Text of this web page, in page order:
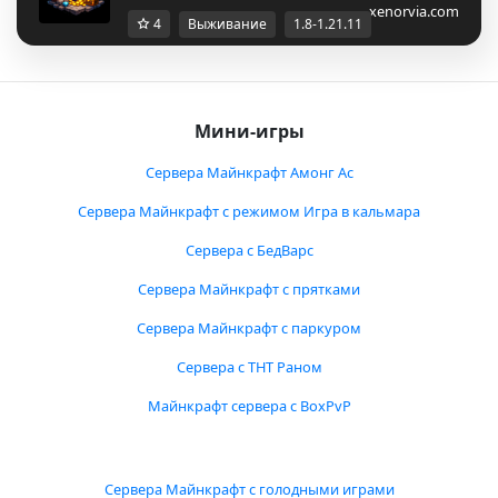
xenorvia.com
4 Выживание 1.8-1.21.11
Мини-игры
Сервера Майнкрафт Амонг Ас
Сервера Майнкрафт с режимом Игра в кальмара
Сервера с БедВарс
Сервера Майнкрафт с прятками
Сервера Майнкрафт с паркуром
Сервера с ТНТ Раном
Майнкрафт сервера с BoxPvP
Сервера Майнкрафт с голодными играми